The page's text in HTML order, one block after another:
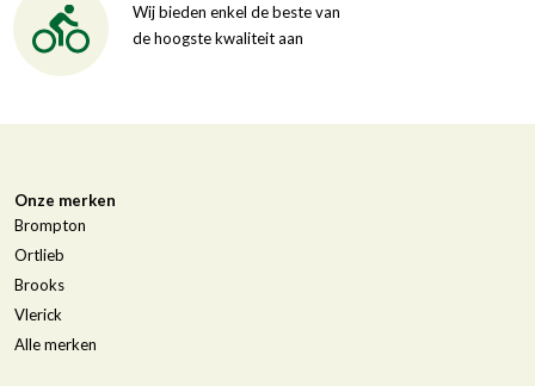
Wij bieden enkel de beste van
de hoogste kwaliteit aan
Onze merken
Brompton
Ortlieb
Brooks
Vlerick
Alle merken